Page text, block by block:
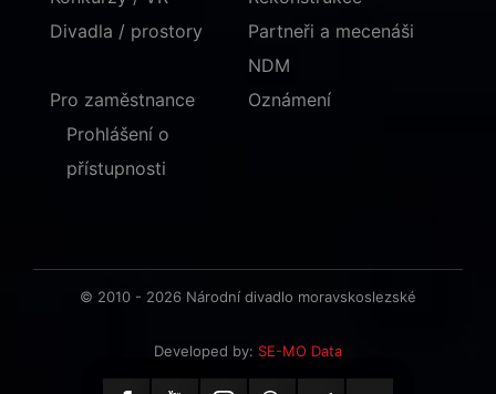
Divadla / prostory
Partneři a mecenáši
NDM
Pro zaměstnance
Oznámení
Prohlášení o
přístupnosti
© 2010 - 2026 Národní divadlo moravskoslezské
Developed by: SE-MO Data